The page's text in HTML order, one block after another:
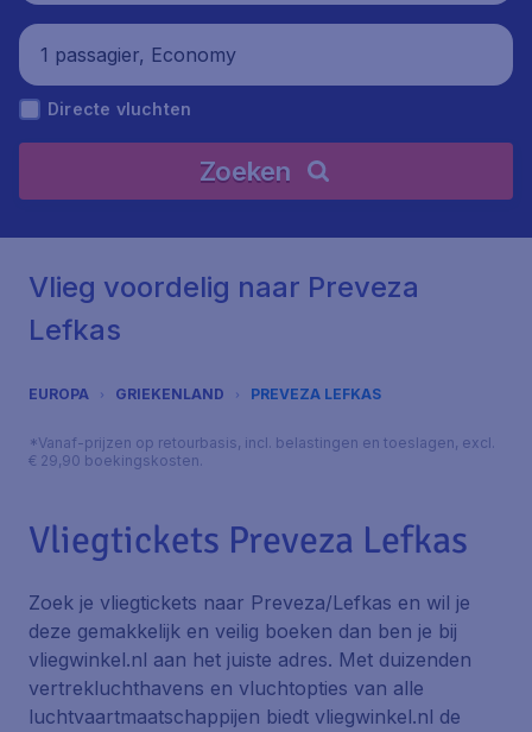
1 passagier, Economy
Directe vluchten
Zoeken
Vlieg voordelig naar Preveza
Lefkas
EUROPA GRIEKENLAND PREVEZA LEFKAS
*Vanaf-prijzen op retourbasis, incl. belastingen en toeslagen, excl.
€ 29,90 boekingskosten.
Vliegtickets Preveza Lefkas
Zoek je vliegtickets naar Preveza/Lefkas en wil je
deze gemakkelijk en veilig boeken dan ben je bij
vliegwinkel.nl aan het juiste adres. Met duizenden
vertrekluchthavens en vluchtopties van alle
luchtvaartmaatschappijen biedt vliegwinkel.nl de